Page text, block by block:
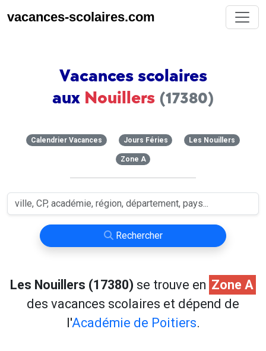
vacances-scolaires.com
Vacances scolaires
aux Nouillers (17380)
Calendrier Vacances Jours Féries Les Nouillers
Zone A
Rechercher
Les Nouillers (17380) se trouve en Zone A
des vacances scolaires et dépend de
l'Académie de Poitiers.